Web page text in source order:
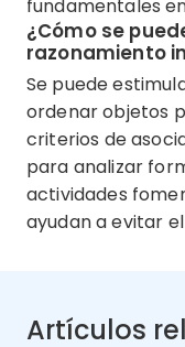
fundamentales
¿Cómo se
razonamiento
Se puede
ordenar objetos
criterios de
para analizar
actividades
ayudan a evitar
Artículos